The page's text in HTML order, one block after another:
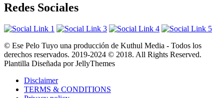
Redes Sociales
© Ese Pelo Tuyo una producción de Kuthul Media - Todos los
derechos reservados. 2019-2024 © 2018. All Rights Reserved.
Plantilla Diseñada por JellyThemes
Disclaimer
TERMS & CONDITIONS